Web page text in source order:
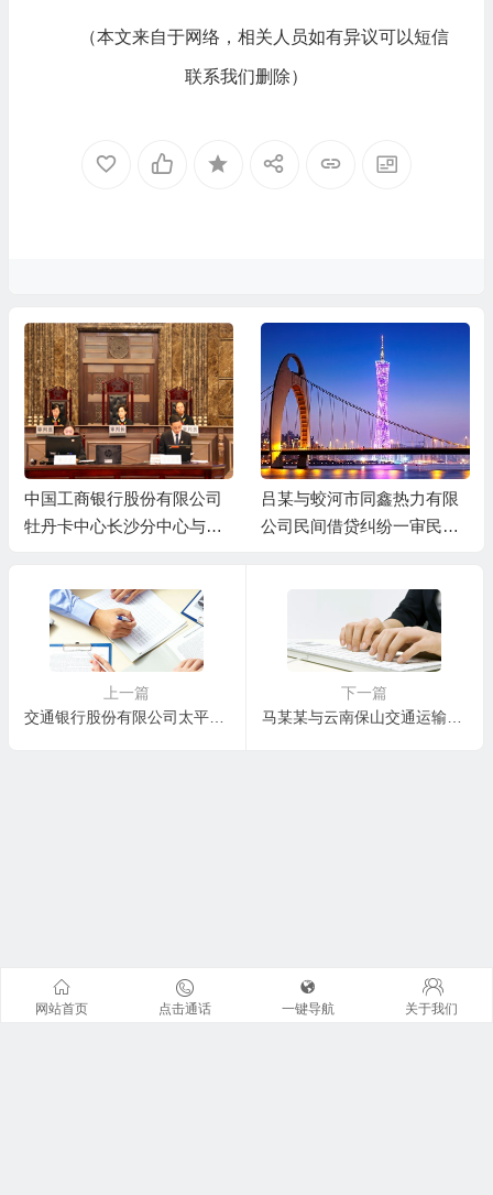
（本文来自于网络，相关人员如有异议可以短信
联系我们删除）
中国工商银行股份有限公司
牡丹卡中心长沙分中心与谷
吕某与蛟河市同鑫热力有限
公司民间借贷纠纷一审民事
上一篇
交通银行股份有限公司太平洋信用卡中心武汉分中心与王某信用卡纠纷一审民事判决书
下一篇
马某某与云南保山交通运输集团有限责任公司腾冲旅游汽车客运站合同纠纷一审民事判决书
网站首页 点击通话 一键导航 关于我们